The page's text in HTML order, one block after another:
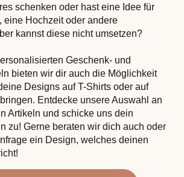
schenken oder hast eine Idee für
eine Hochzeit oder andere
kannst diese nicht umsetzen?
Geschenk- und
bieten wir dir auch die Möglichkeit
Designs auf T-Shirts oder auf
Entdecke unsere Auswahl an
Artikeln und schicke uns dein
zu! Gerne beraten wir dich auch oder
ein Design, welches deinen